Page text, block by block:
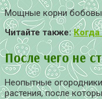
Мощные корни бобовых
Читайте также:Когда
После чего не
Неопытные
растения, после